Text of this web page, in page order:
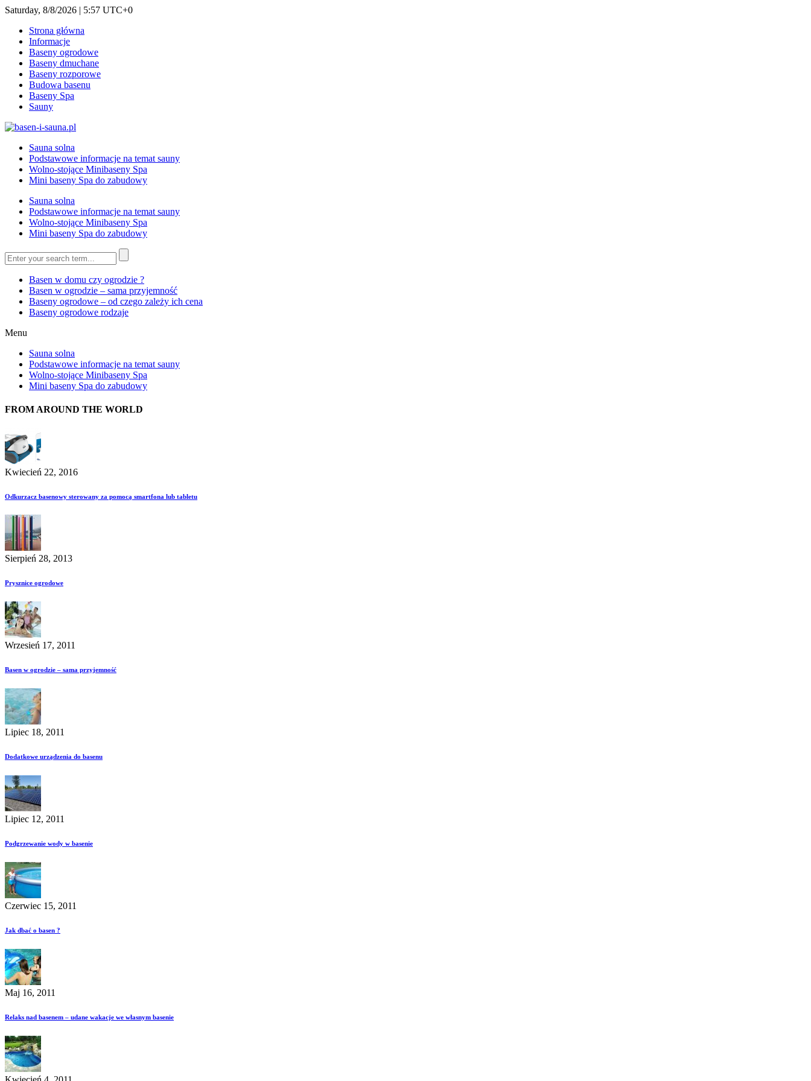
Saturday, 8/8/2026 | 5:57 UTC+0
Strona główna
Informacje
Baseny ogrodowe
Baseny dmuchane
Baseny rozporowe
Budowa basenu
Baseny Spa
Sauny
Sauna solna
Podstawowe informacje na temat sauny
Wolno-stojące Minibaseny Spa
Mini baseny Spa do zabudowy
Sauna solna
Podstawowe informacje na temat sauny
Wolno-stojące Minibaseny Spa
Mini baseny Spa do zabudowy
Basen w domu czy ogrodzie ?
Basen w ogrodzie – sama przyjemność
Baseny ogrodowe – od czego zależy ich cena
Baseny ogrodowe rodzaje
Menu
Sauna solna
Podstawowe informacje na temat sauny
Wolno-stojące Minibaseny Spa
Mini baseny Spa do zabudowy
FROM AROUND THE WORLD
Kwiecień 22, 2016
Odkurzacz basenowy sterowany za pomocą smartfona lub tabletu
Sierpień 28, 2013
Prysznice ogrodowe
Wrzesień 17, 2011
Basen w ogrodzie – sama przyjemność
Lipiec 18, 2011
Dodatkowe urządzenia do basenu
Lipiec 12, 2011
Podgrzewanie wody w basenie
Czerwiec 15, 2011
Jak dbać o basen ?
Maj 16, 2011
Relaks nad basenem – udane wakacje we własnym basenie